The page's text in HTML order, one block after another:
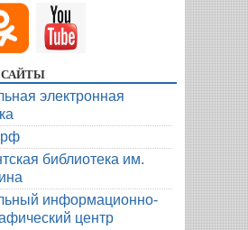
электронная
библиотека им.
информационно-
центр